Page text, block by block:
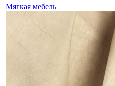
Мягкая мебель